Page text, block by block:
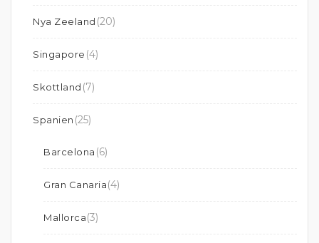
Nya Zeeland (20)
Singapore (4)
Skottland (7)
Spanien (25)
Barcelona (6)
Gran Canaria(4)
Mallorca(3)